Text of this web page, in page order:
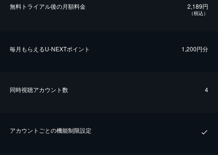
無料トライアル後の⽉額料金 2,189円
（税込）
毎⽉もらえるU-NEXTポイント 1,200円分
同時視聴アカウント数 4
アカウントごとの機能制限設定